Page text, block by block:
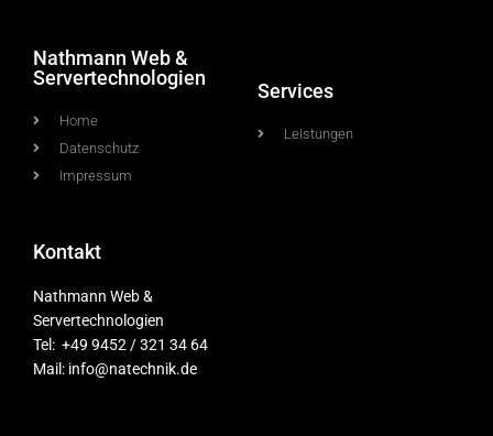
Nathmann Web &
Servertechnologien
Home
Datenschutz
Impressum
Services
Leistungen
Kontakt
Nathmann Web &
Servertechnologien
Tel: +49 9452 / 321 34 64
Mail: info@natechnik.de